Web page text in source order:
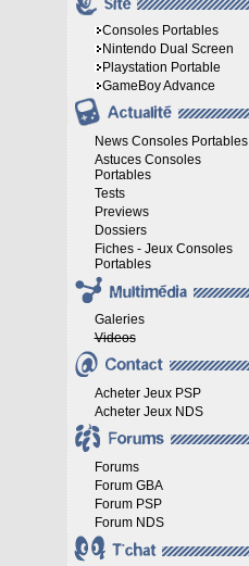
Consoles Portables
Nintendo Dual Screen
Playstation Portable
GameBoy Advance
News Consoles Portables
Astuces Consoles
Portables
Tests
Previews
Dossiers
Fiches - Jeux Consoles
Portables
Galeries
Videos
Acheter Jeux PSP
Acheter Jeux NDS
Forums
Forum GBA
Forum PSP
Forum NDS